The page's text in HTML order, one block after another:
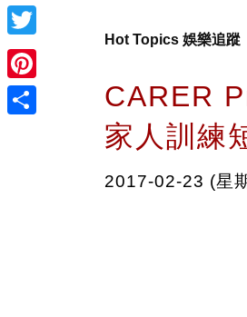
Facebook
Twitter
Pinterest
Hot Topics 娛樂追蹤
CARER
家人訓練
2017-02-23 (星